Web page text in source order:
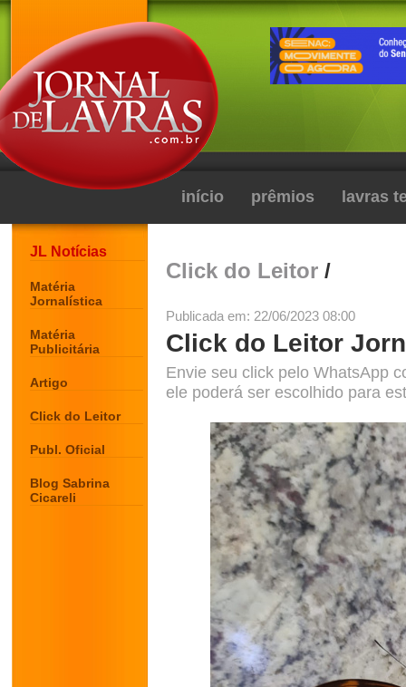
início prêmios lavras
JL Notícias
Matéria
Jornalística
Matéria
Publicitária
Artigo
Click do Leitor
Publ. Oficial
Blog Sabrina
Cicareli
Click do Leitor /
Publicada em: 22/06/2023 08:00
Click do Leitor
Envie seu click pelo WhatsApp
ele poderá ser escolhido para